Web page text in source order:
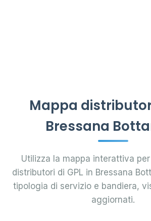
Mappa
Bressana
Utilizza la mappa interattiva
distributori di GPL in Bressana
tipologia di servizio e bandiera,
aggiornati.